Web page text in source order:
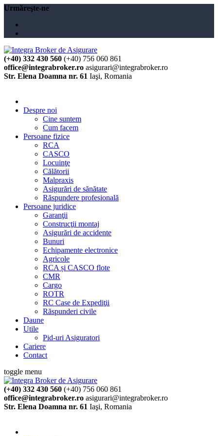
Urmăreşte-ne
(+40) 332 430 560 (+40) 756 060 861
office@integrabroker.ro asigurari@integrabroker.ro
Str. Elena Doamna nr. 61 Iaşi, Romania
Despre noi
Cine suntem
Cum facem
Persoane fizice
RCA
CASCO
Locuinţe
Călătorii
Malpraxis
Asigurări de sănătate
Răspundere profesională
Persoane juridice
Garanţii
Construcţii montaj
Asigurări de accidente
Bunuri
Echipamente electronice
Agricole
RCA și CASCO flote
CMR
Cargo
ROTR
RC Case de Expediţii
Răspunderi civile
Daune
Utile
Pid-uri Asiguratori
Cariere
Contact
toggle menu
(+40) 332 430 560 (+40) 756 060 861
office@integrabroker.ro asigurari@integrabroker.ro
Str. Elena Doamna nr. 61 Iaşi, Romania